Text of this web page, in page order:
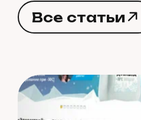
Все статьи
Все статьи